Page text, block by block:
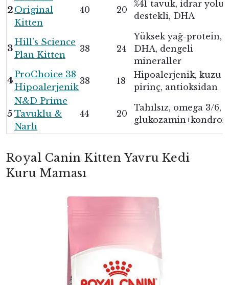
2Original
Kitten
40 20
%41 tavuk, idrar yolu
destekli, DHA
3
Hill’s Science
Plan Kitten
38 24
Yüksek yağ-protein,
DHA, dengeli
mineraller
4
ProChoice 38
Hipoalerjenik
38 18
Hipoalerjenik, kuzu
pirinç, antioksidan
5
N&D Prime
Tavuklu &
Narlı
44 20
Tahılsız, omega 3/6,
Royal Canin Kitten Yavru Kedi
Kuru Maması